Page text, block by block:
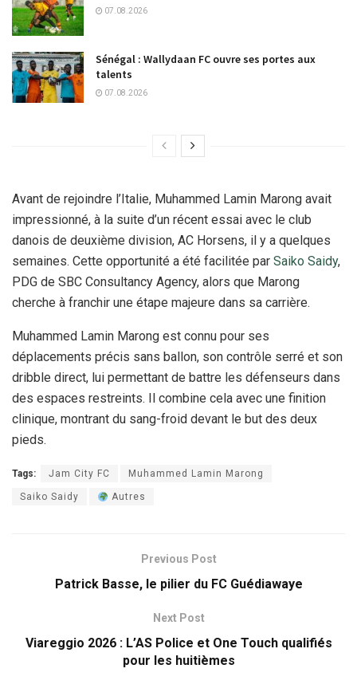
07.08.2026
Sénégal : Wallydaan FC ouvre ses portes aux
talents
07.08.2026
Avant de rejoindre l’Italie, Muhammed Lamin Marong avait
impressionné, à la suite d’un récent essai avec le club
danois de deuxième division, AC Horsens, il y a quelques
semaines. Cette opportunité a été facilitée par Saiko Saidy,
PDG de SBC Consultancy Agency, alors que Marong
cherche à franchir une étape majeure dans sa carrière.
Muhammed Lamin Marong est connu pour ses
déplacements précis sans ballon, son contrôle serré et son
dribble direct, lui permettant de battre les défenseurs dans
des espaces restreints. Il combine cela avec une finition
clinique, montrant du sang-froid devant le but des deux
pieds.
Tags: Jam City FC Muhammed Lamin Marong
Saiko Saidy Autres
Previous Post
Patrick Basse, le pilier du FC Guédiawaye
Next Post
Viareggio 2026 : L’AS Police et One Touch qualifiés
pour les huitièmes